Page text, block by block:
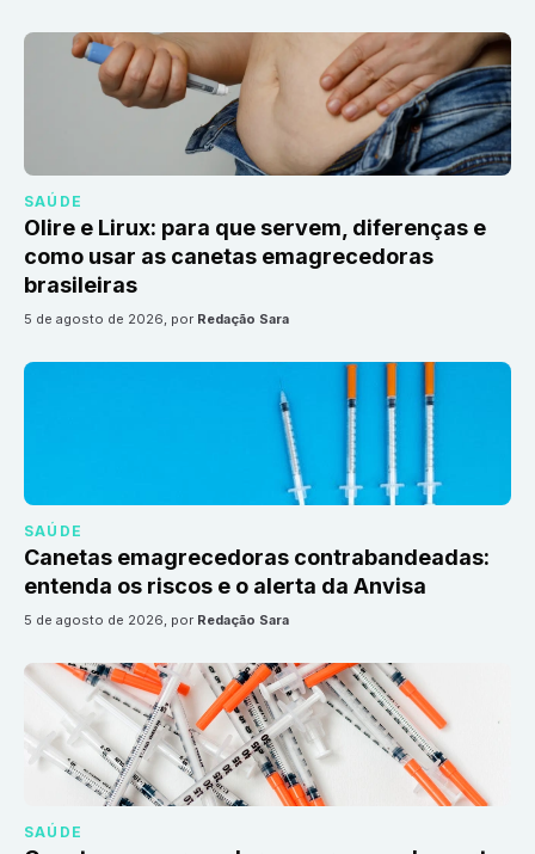
SAÚDE
Olire e Lirux: para que servem, diferenças e
como usar as canetas emagrecedoras
brasileiras
5 de agosto de 2026, por Redação Sara
SAÚDE
Canetas emagrecedoras contrabandeadas:
entenda os riscos e o alerta da Anvisa
5 de agosto de 2026, por Redação Sara
SAÚDE